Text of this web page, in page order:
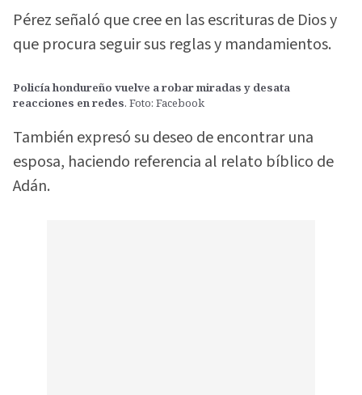
Pérez señaló que cree en las escrituras de Dios y
que procura seguir sus reglas y mandamientos.
Policía hondureño vuelve a robar miradas y desata
reacciones en redes. Foto: Facebook
También expresó su deseo de encontrar una
esposa, haciendo referencia al relato bíblico de
Adán.